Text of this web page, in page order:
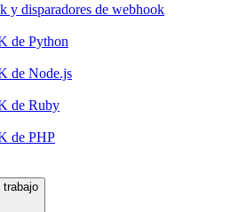
y disparadores de webhook
de Python
de Node.js
de Ruby
de PHP
trabajo